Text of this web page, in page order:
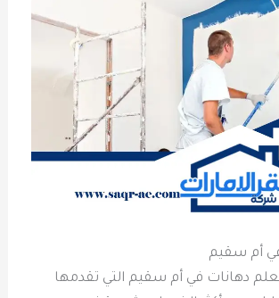
أم سقيم
دهانات في أم سقيم التي تقدمها